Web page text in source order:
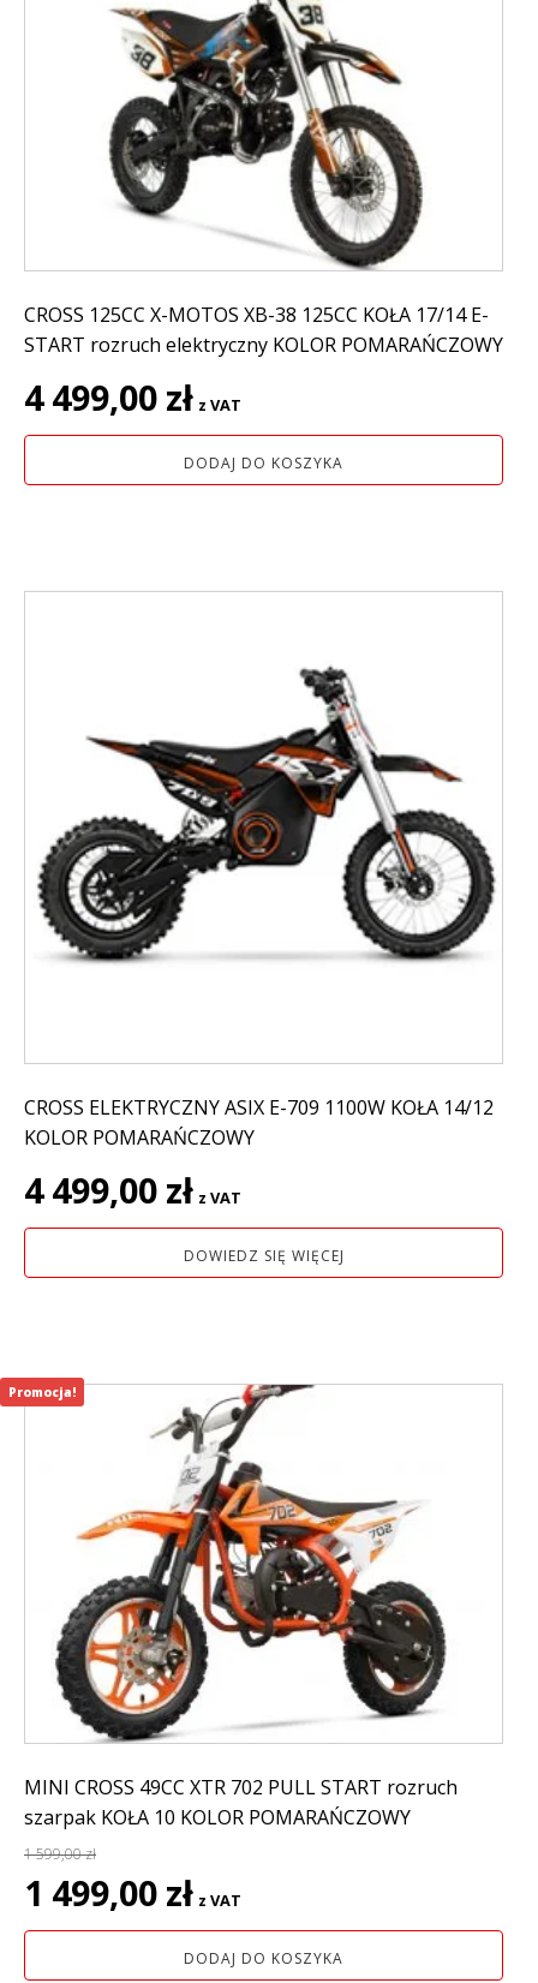
CROSS 125CC X-MOTOS XB-38 125CC KOŁA 17/14 E-
START rozruch elektryczny KOLOR POMARAŃCZOWY
4 499,00 zł z VAT
DODAJ DO KOSZYKA
CROSS ELEKTRYCZNY ASIX E-709 1100W KOŁA 14/12
KOLOR POMARAŃCZOWY
4 499,00 zł z VAT
DOWIEDZ SIĘ WIĘCEJ
MINI CROSS 49CC XTR 702 PULL START rozruch
szarpak KOŁA 10 KOLOR POMARAŃCZOWY
1 599,00zł
Pierwotna
cena
wynosiła:
1 499,00 zł cena
wynosi:
1
z VAT
DODAJ DO KOSZYKA
Promocja!